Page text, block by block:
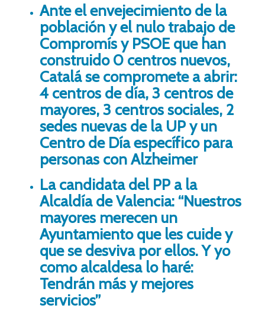
Ante el envejecimiento de la
población y el nulo trabajo de
Compromís y PSOE que han
construido 0 centros nuevos,
Catalá se compromete a abrir:
4 centros de día, 3 centros de
mayores, 3 centros sociales, 2
sedes nuevas de la UP y un
Centro de Día específico para
personas con Alzheimer
La candidata del PP a la
Alcaldía de Valencia: “Nuestros
mayores merecen un
Ayuntamiento que les cuide y
que se desviva por ellos. Y yo
como alcaldesa lo haré:
Tendrán más y mejores
servicios”